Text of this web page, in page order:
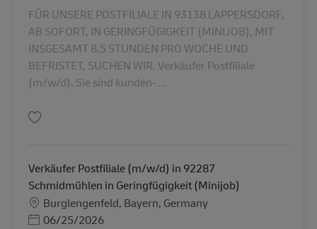
FÜR UNSERE POSTFILIALE IN 93138 LAPPERSDORF,
AB SOFORT, IN GERINGFÜGIGKEIT (MINIJOB), MIT
INSGESAMT 8,5 STUNDEN PRO WOCHE UND
BEFRISTET, SUCHEN WIR. Verkäufer Postfiliale
(m/w/d). Sie sind kunden- ...
Verkäufer Postfiliale (m/w/d) in 92287
Schmidmühlen in Geringfügigkeit (Minijob)
Lokation
Burglengenfeld, Bayern, Germany
Posted Date
06/25/2026